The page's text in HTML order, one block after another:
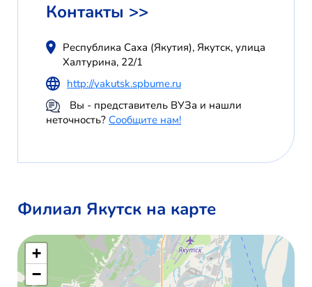
Контакты >>
Республика Саха (Якутия), Якутск, улица
Халтурина, 22/1
http://yakutsk.spbume.ru
Вы - представитель ВУЗа и нашли
неточность? Сообщите нам!
Филиал Якутск на карте
+
−